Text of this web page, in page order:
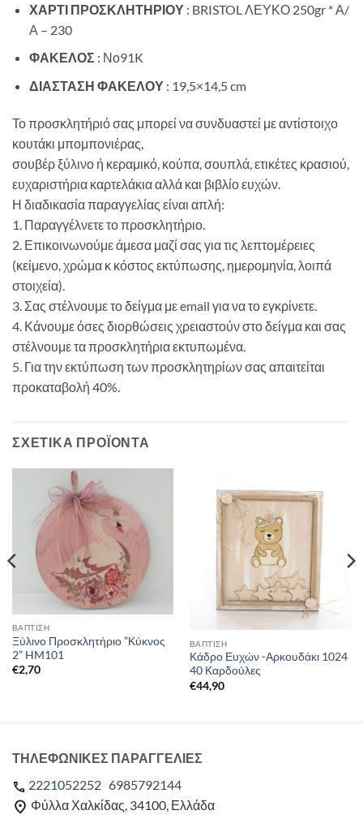
ΧΑΡΤΙ ΠΡΟΣΚΛΗΤΗΡΙΟΥ: BRISTOL ΛΕΥΚΟ 250gr * Α/
Α – 230
ΦΑΚΕΛΟΣ : Νο91K
ΔΙΑΣΤΑΣΗ ΦΑΚΕΛΟΥ: 19,5×14,5 cm
Το προσκλητήριό σας μπορεί να συνδυαστεί με αντίστοιχο
κουτάκι μπομπονιέρας,
σουβέρ ξύλινο ή κεραμικό, κούπα, σουπλά, ετικέτες κρασιού,
ευχαριστήρια καρτελάκια αλλά και βιβλίο ευχών.
Η διαδικασία παραγγελίας είναι απλή:
1. Παραγγέλνετε το προσκλητήριο.
2. Επικοινωνούμε άμεσα μαζί σας για τις λεπτομέρειες
(κείμενο, χρώμα κ κόστος εκτύπωσης, ημερομηνία, λοιπά
στοιχεία).
3. Σας στέλνουμε το δείγμα με email για να το εγκρίνετε.
4. Κάνουμε όσες διορθώσεις χρειαστούν στο δείγμα και σας
στέλνουμε τα προσκλητήρια εκτυπωμένα.
5. Για την εκτύπωση των προσκλητηρίων σας απαιτείται
προκαταβολή 40%.
ΣΧΕΤΙΚΆ ΠΡΟΪΌΝΤΑ
ΒΑΠΤΙΣΗ
Ξύλινο Προσκλητήριο ”Κύκνος
2” HM101
€2,70
ΒΑΠΤΙΣΗ
Κάδρο Ευχών -Αρκουδάκι 1024
40 Καρδούλες
€44,90
ΤΗΛΕΦΩΝΙΚΕΣ ΠΑΡΑΓΓΕΛΙΕΣ
2221052252 6985792144
Φύλλα Χαλκίδας, 34100, Ελλάδα